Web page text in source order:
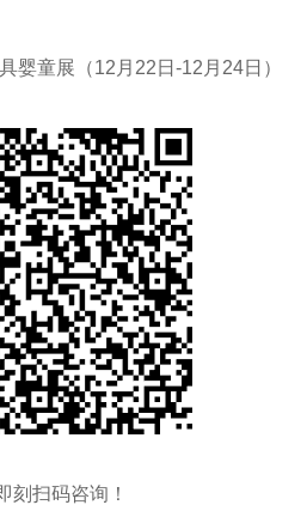
婴童展（12月22日-12月24日）
刻扫码咨询！